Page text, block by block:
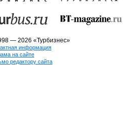
— 2026 «Турбизнес»
информация
на сайте
редактору сайта